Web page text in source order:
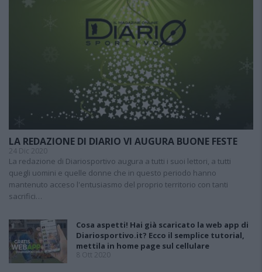
LA REDAZIONE DI DIARIO VI AUGURA BUONE FESTE
24 Dic 2020
La redazione di Diariosportivo augura a tutti i suoi lettori, a tutti
quegli uomini e quelle donne che in questo periodo hanno
mantenuto acceso l'entusiasmo del proprio territorio con tanti
sacrifici…
Cosa aspetti! Hai già scaricato la web app di
Diariosportivo.it? Ecco il semplice tutorial,
mettila in home page sul cellulare
8 Ott 2020